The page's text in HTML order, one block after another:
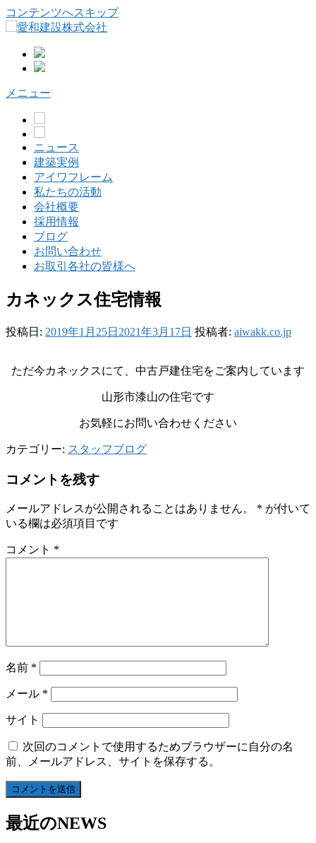
コンテンツへスキップ
メニュー
ニュース
建築実例
アイワフレーム
私たちの活動
会社概要
採用情報
ブログ
お問い合わせ
お取引各社の皆様へ
カネックス住宅情報
投稿日: 2019年1月25日 2021年3月17日 投稿者: aiwakk.co.jp
ただ今カネックスにて、中古戸建住宅をご案内しています
山形市漆山の住宅です
お気軽にお問い合わせください
カテゴリー: スタッフブログ
コメントを残す
メールアドレスが公開されることはありません。 * が付いて
いる欄は必須項目です
コメント *
名前 *
メール *
サイト
次回のコメントで使用するためブラウザーに自分の名
前、メールアドレス、サイトを保存する。
最近のNEWS